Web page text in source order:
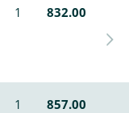
1
832.00
1 857.00